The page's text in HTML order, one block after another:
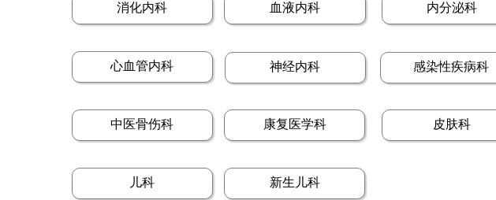
消化内科 血液内科 内分泌科
心血管内科 神经内科 感染性疾病科
中医骨伤科 康复医学科 皮肤科
儿科 新生儿科